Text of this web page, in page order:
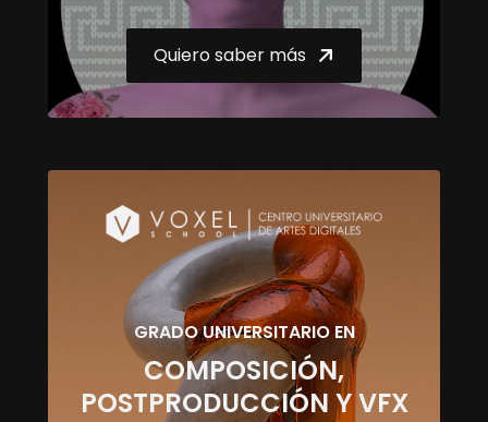
Quiero saber más
GRADO UNIVERSITARIO EN
COMPOSICIÓN,
POSTPRODUCCIÓN Y VFX